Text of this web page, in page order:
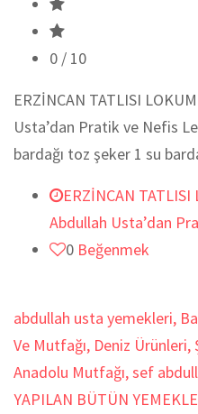
0 / 10
ERZİNCAN TATLISI
Usta’dan Pratik ve Nefis
bardağı toz şeker 1 su
ERZİNCAN
Abdullah Usta’dan
0 Beğenmek
abdullah usta yemekleri,
Ve Mutfağı, Deniz Ürünleri,
Anadolu Mutfağı,sef
YAPILAN BÜTÜN